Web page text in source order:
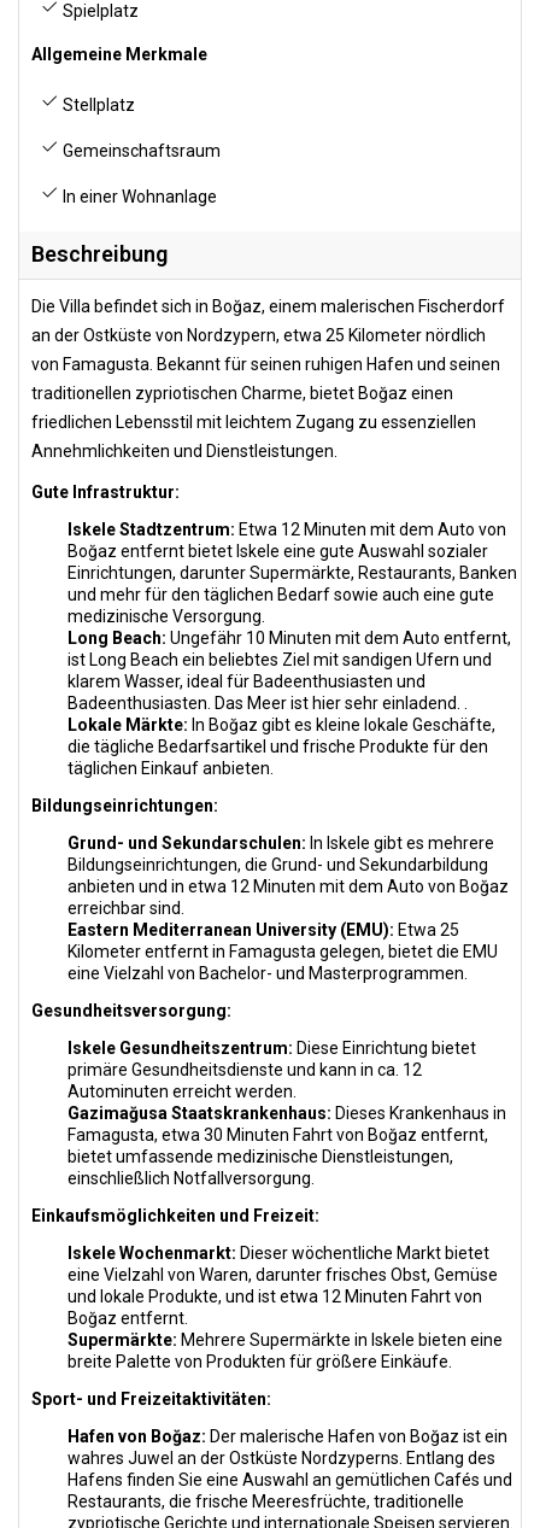
Spielplatz
Allgemeine Merkmale
Stellplatz
Gemeinschaftsraum
In einer Wohnanlage
Beschreibung
Die Villa befindet sich in Boğaz, einem malerischen Fischerdorf
an der Ostküste von Nordzypern, etwa 25 Kilometer nördlich
von Famagusta. Bekannt für seinen ruhigen Hafen und seinen
traditionellen zypriotischen Charme, bietet Boğaz einen
friedlichen Lebensstil mit leichtem Zugang zu essenziellen
Annehmlichkeiten und Dienstleistungen.
Gute Infrastruktur:
Iskele Stadtzentrum: Etwa 12 Minuten mit dem Auto von
Boğaz entfernt bietet Iskele eine gute Auswahl sozialer
Einrichtungen, darunter Supermärkte, Restaurants, Banken
und mehr für den täglichen Bedarf sowie auch eine gute
medizinische Versorgung.
Long Beach: Ungefähr 10 Minuten mit dem Auto entfernt,
ist Long Beach ein beliebtes Ziel mit sandigen Ufern und
klarem Wasser, ideal für Badeenthusiasten und
Badeenthusiasten. Das Meer ist hier sehr einladend. .
Lokale Märkte: In Boğaz gibt es kleine lokale Geschäfte,
die tägliche Bedarfsartikel und frische Produkte für den
täglichen Einkauf anbieten.
Bildungseinrichtungen:
Grund- und Sekundarschulen: In Iskele gibt es mehrere
Bildungseinrichtungen, die Grund- und Sekundarbildung
anbieten und in etwa 12 Minuten mit dem Auto von Boğaz
erreichbar sind.
Eastern Mediterranean University (EMU): Etwa 25
Kilometer entfernt in Famagusta gelegen, bietet die EMU
eine Vielzahl von Bachelor- und Masterprogrammen.
Gesundheitsversorgung:
Iskele Gesundheitszentrum: Diese Einrichtung bietet
primäre Gesundheitsdienste und kann in ca. 12
Autominuten erreicht werden.
Gazimağusa Staatskrankenhaus: Dieses Krankenhaus in
Famagusta, etwa 30 Minuten Fahrt von Boğaz entfernt,
bietet umfassende medizinische Dienstleistungen,
einschließlich Notfallversorgung.
Einkaufsmöglichkeiten und Freizeit:
Iskele Wochenmarkt: Dieser wöchentliche Markt bietet
eine Vielzahl von Waren, darunter frisches Obst, Gemüse
und lokale Produkte, und ist etwa 12 Minuten Fahrt von
Boğaz entfernt.
Supermärkte: Mehrere Supermärkte in Iskele bieten eine
breite Palette von Produkten für größere Einkäufe.
Sport- und Freizeitaktivitäten:
Hafen von Boğaz: Der malerische Hafen von Boğaz ist ein
wahres Juwel an der Ostküste Nordzyperns. Entlang des
Hafens finden Sie eine Auswahl an gemütlichen Cafés und
Restaurants, die frische Meeresfrüchte, traditionelle
zypriotische Gerichte und internationale Speisen servieren.